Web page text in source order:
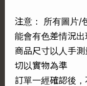
注意： 所有圖片/
能會有色差情況
商品尺寸以人手
切以實物為準
訂單一經確認後